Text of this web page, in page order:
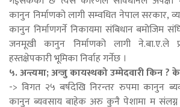
कानुन निर्माणको लागी सम्वधित नेपाल सरकार,
कानुन निर्माणगर्ने निकायमा संबिधान बमोजिम
जनमूखी कानुन निर्माणको लागी ने.बा.ए.ले
हस्तक्षेपकारी भूमिका निर्वाह गर्नेछ ।
५. अन्त्यमा; अन्जु कायस्थको उम्मेदवारी किन ?
-> विगत २५ बर्षदेखि निरन्तर रुपमा कानुन
कानुन ब्यवसाय बाहेक अरु कुनै पेशामा म